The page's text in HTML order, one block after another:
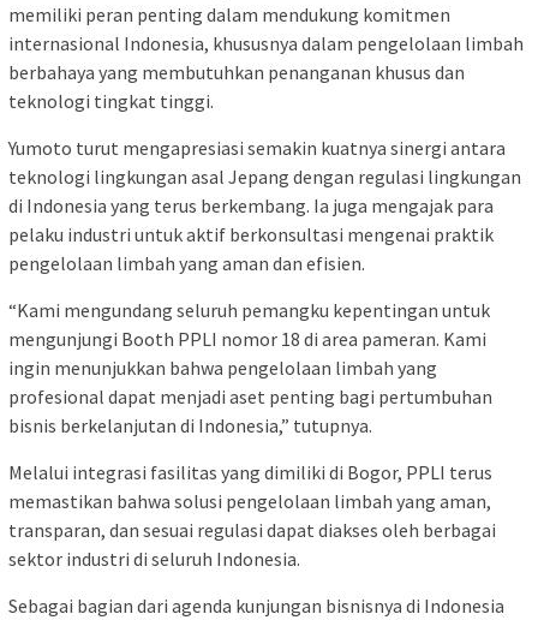
memiliki peran penting dalam mendukung komitmen
internasional Indonesia, khususnya dalam pengelolaan limbah
berbahaya yang membutuhkan penanganan khusus dan
teknologi tingkat tinggi.
Yumoto turut mengapresiasi semakin kuatnya sinergi antara
teknologi lingkungan asal Jepang dengan regulasi lingkungan
di Indonesia yang terus berkembang. Ia juga mengajak para
pelaku industri untuk aktif berkonsultasi mengenai praktik
pengelolaan limbah yang aman dan efisien.
“Kami mengundang seluruh pemangku kepentingan untuk
mengunjungi Booth PPLI nomor 18 di area pameran. Kami
ingin menunjukkan bahwa pengelolaan limbah yang
profesional dapat menjadi aset penting bagi pertumbuhan
bisnis berkelanjutan di Indonesia,” tutupnya.
Melalui integrasi fasilitas yang dimiliki di Bogor, PPLI terus
memastikan bahwa solusi pengelolaan limbah yang aman,
transparan, dan sesuai regulasi dapat diakses oleh berbagai
sektor industri di seluruh Indonesia.
Sebagai bagian dari agenda kunjungan bisnisnya di Indonesia